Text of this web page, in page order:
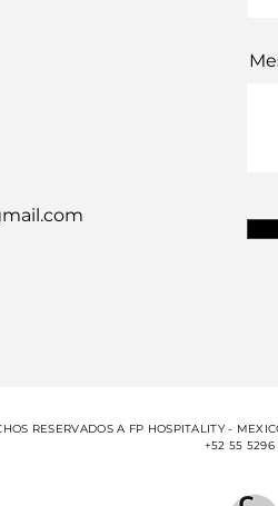
RESERVADOS A FP HOSPITALITY -
+52 55 5296